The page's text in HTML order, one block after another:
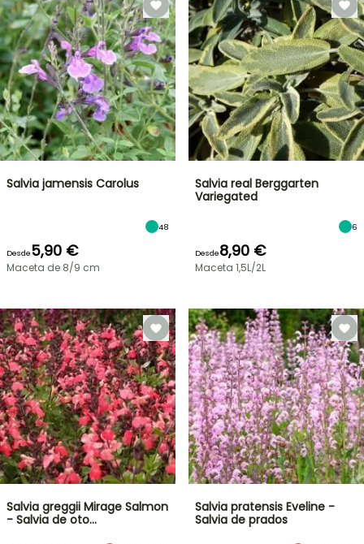
Salvia jamensis Carolus
48
Desde5,90 €
Maceta de 8/9 cm
Salvia real Berggarten
Variegated
6
Desde8,90 €
Maceta 1,5L/2L
Salvia greggii Mirage Salmon
- Salvia de oto…
Salvia pratensis Eveline -
Salvia de prados